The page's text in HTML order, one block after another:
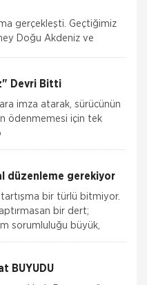
gerçekleşti. Geçtiğimiz
Doğu Akdeniz ve
Devri Bitti
imza atarak, sürücünün
ödenmemesi için tek
düzenleme gerekiyor
tartışma bir türlü bitmiyor.
bir dert;
sorumluluğu büyük,
BÜYÜDÜ